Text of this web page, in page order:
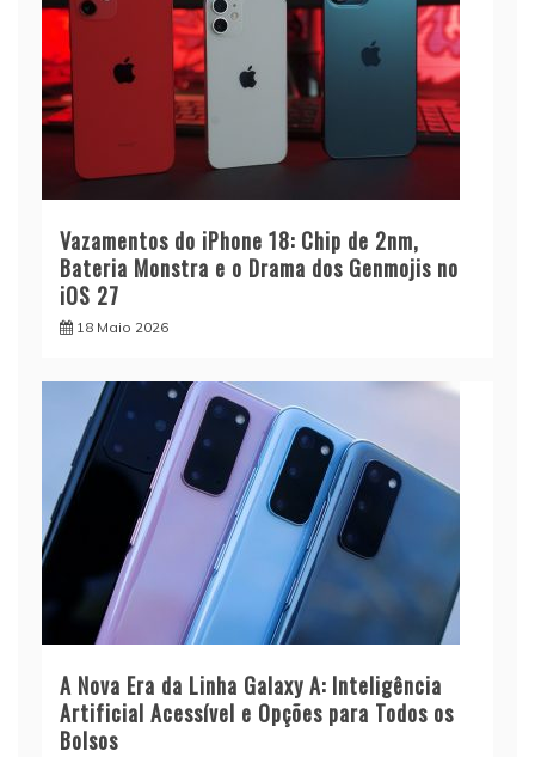
Vazamentos do iPhone 18: Chip de 2nm,
Bateria Monstra e o Drama dos Genmojis no
iOS 27
18 Maio 2026
A Nova Era da Linha Galaxy A: Inteligência
Artificial Acessível e Opções para Todos os
Bolsos